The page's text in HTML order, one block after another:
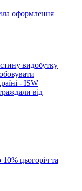
оформлення
видобутку
- ISW
від
цьогоріч та